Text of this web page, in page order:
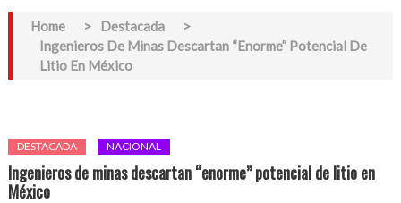
Home > Destacada
>
Ingenieros De Minas Descartan “enorme” Potencial De
Litio En México
DESTACADA NACIONAL
Ingenieros de minas descartan “enorme” potencial de litio en
México